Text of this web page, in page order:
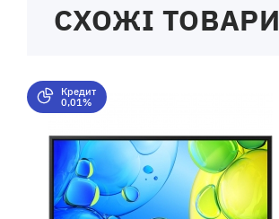
СХОЖІ ТОВАРИ
Кредит
0,01%